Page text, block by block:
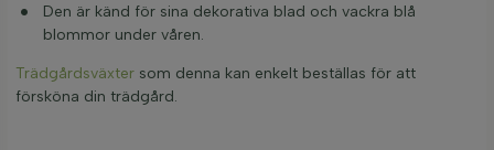
Den är känd för sina dekorativa blad och vackra blå
blommor under våren.
Trädgårdsväxter som denna kan enkelt beställas för att
försköna din trädgård.